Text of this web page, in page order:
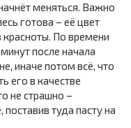
меняться. Важно
готова – её цвет
По времени
после начала
иначе потом всё, что
его в качестве
не страшно –
туда пасту на